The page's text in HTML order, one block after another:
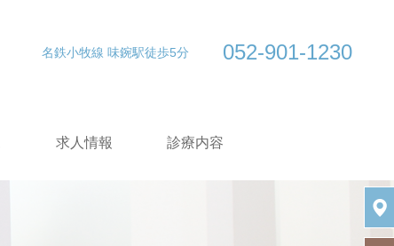
052-901-1230
名鉄小牧線 味鋺駅徒歩5分
求人情報 診療内容